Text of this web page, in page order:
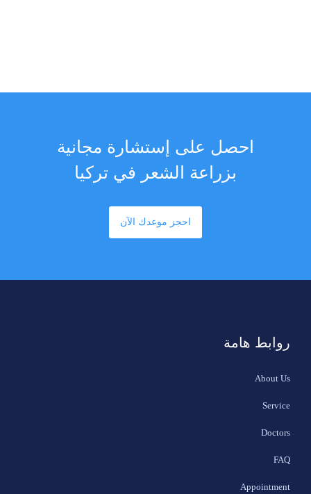
احصل على إستشارة مجانية
بزراعة الشعر في تركيا
احجز موعدك الآن
روابط هامة
About Us
Service
Doctors
FAQ
Appointment